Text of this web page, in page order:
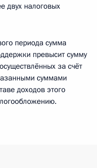
двух налоговых
периода сумма
превысит сумму
за счёт
суммами
доходов этого